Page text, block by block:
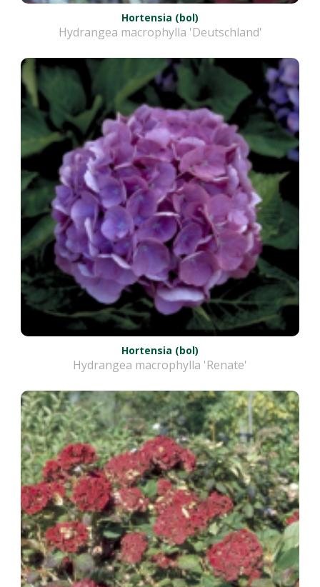
Hortensia (bol)
Hydrangea macrophylla 'Deutschland'
Hortensia (bol)
Hydrangea macrophylla 'Renate'